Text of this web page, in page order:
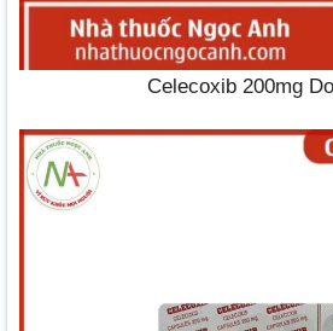
Celecoxib 200mg